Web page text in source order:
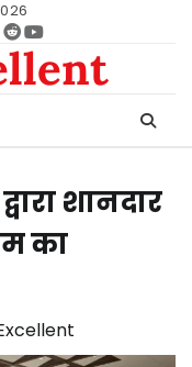
redditYoutube
शानदार
का